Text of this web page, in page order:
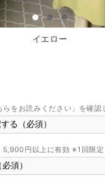
イエロー
らをお読みください」を確認
5,900円以上に有効 ※1回限定